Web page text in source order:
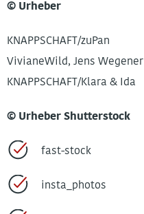
© Urheber
KNAPPSCHAFT/zuPan
VivianeWild, Jens Wegener
KNAPPSCHAFT/Klara & Ida
© Urheber Shutterstock
fast-stock
insta_photos